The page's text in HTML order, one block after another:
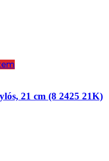
21 cm (8 2425 21K)